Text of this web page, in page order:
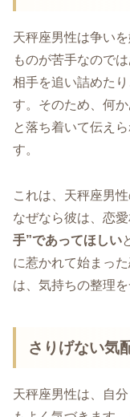
天秤座男性は争い
ものが苦手なので
相手を追い詰めた
す。そのため、何
と落ち着いて伝え
す。
これは、天秤座男
なぜなら彼は、恋
手”であってほしい
に惹かれて始まっ
は、気持ちの整理
さりげない気
天秤座男性は、自